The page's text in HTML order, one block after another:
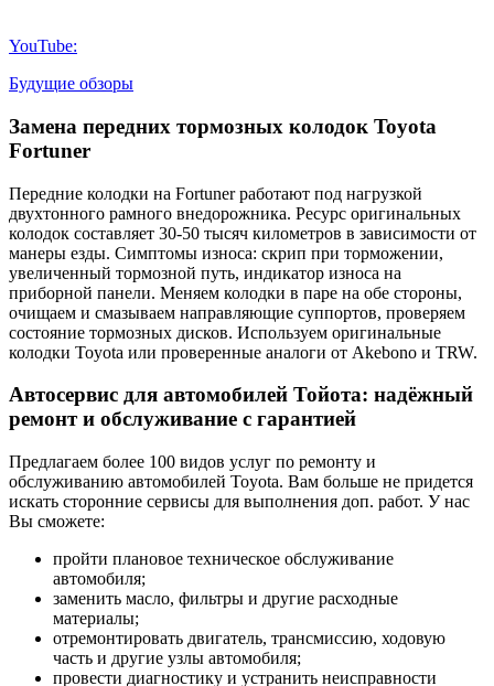
YouTube:
Будущие обзоры
Замена передних тормозных колодок Toyota
Fortuner
Передние колодки на Fortuner работают под нагрузкой
двухтонного рамного внедорожника. Ресурс оригинальных
колодок составляет 30-50 тысяч километров в зависимости от
манеры езды. Симптомы износа: скрип при торможении,
увеличенный тормозной путь, индикатор износа на
приборной панели. Меняем колодки в паре на обе стороны,
очищаем и смазываем направляющие суппортов, проверяем
состояние тормозных дисков. Используем оригинальные
колодки Toyota или проверенные аналоги от Akebono и TRW.
Автосервис для автомобилей Тойота: надёжный
ремонт и обслуживание с гарантией
Предлагаем более 100 видов услуг по ремонту и
обслуживанию автомобилей Toyota. Вам больше не придется
искать сторонние сервисы для выполнения доп. работ. У нас
Вы сможете:
пройти плановое техническое обслуживание
автомобиля;
заменить масло, фильтры и другие расходные
материалы;
отремонтировать двигатель, трансмиссию, ходовую
часть и другие узлы автомобиля;
провести диагностику и устранить неисправности